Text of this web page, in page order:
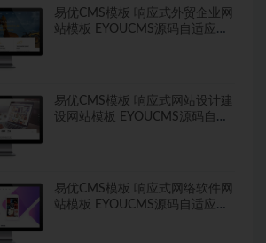
易优CMS模板 响应式外贸企业网
站模板 EYOUCMS源码自适应手
易优CMS模板 响应式网站设计建
设网站模板 EYOUCMS源码自适
易优CMS模板 响应式网络软件网
站模板 EYOUCMS源码自适应手